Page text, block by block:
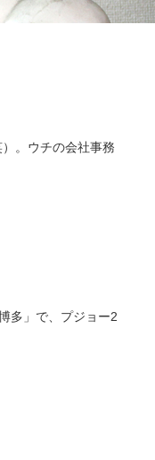
。ウチの会社事務
多」で、プジョー2